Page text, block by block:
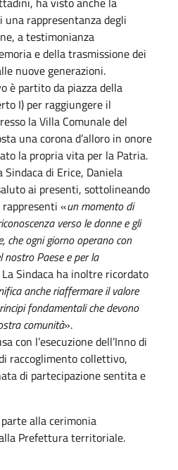
rappresentanza degli
a testimonianza
e della trasmissione dei
nuove generazioni.
è partito da piazza della
I) per raggiungere il
la Villa Comunale del
una corona d’alloro in onore
la propria vita per la Patria.
di Erice, Daniela
ai presenti, sottolineando
«un momento di
verso le donne e gli
che ogni giorno operano con
nostro Paese e per la
Sindaca ha inoltre ricordato
anche riaffermare il valore
fondamentali che devono
comunità».
con l’esecuzione dell’Inno di
raccoglimento collettivo,
di partecipazione sentita e
alla cerimonia
Prefettura territoriale.